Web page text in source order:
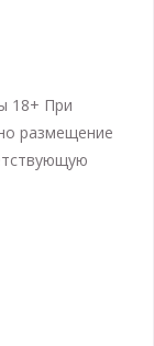
18+ При
размещение